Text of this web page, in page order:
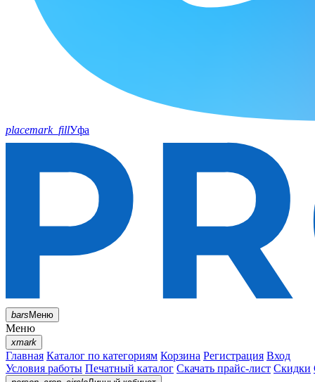
placemark_fillУфа
barsМеню
Меню
xmark
Главная Каталог по категориям Корзина Регистрация Вход
Условия работы Печатный каталог Скачать прайс-лист Скидки